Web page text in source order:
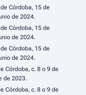
Córdoba, 15 de
de 2024.
Córdoba, 15 de
de 2024.
Córdoba, 15 de
de 2024.
Córdoba, c. 8 o 9 de
de 2023.
Córdoba, c. 8 o 9 de